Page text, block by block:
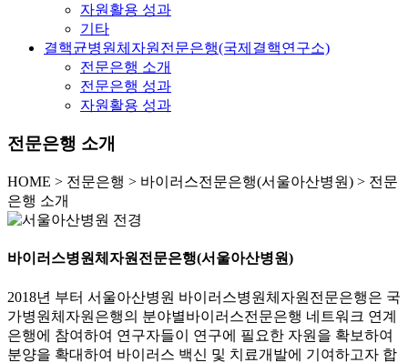
자원활용 성과
기타
결핵균병원체자원전문은행(국제결핵연구소)
전문은행 소개
전문은행 성과
자원활용 성과
전문은행 소개
HOME > 전문은행 > 바이러스전문은행(서울아산병원) > 전문
은행 소개
바이러스병원체자원전문은행(서울아산병원)
2018년 부터 서울아산병원 바이러스병원체자원전문은행은 국
가병원체자원은행의 분야별바이러스전문은행 네트워크 연계
은행에 참여하여 연구자들이 연구에 필요한 자원을 확보하여
분양을 확대하여 바이러스 백신 및 치료개발에 기여하고자 합